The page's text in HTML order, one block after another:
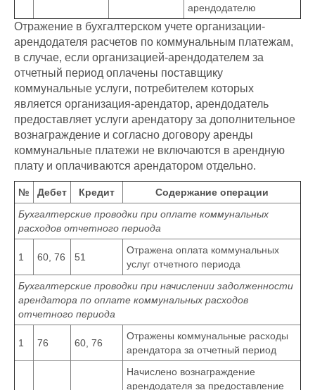
арендодателю
Отражение в бухгалтерском учете организации-
арендодателя расчетов по коммунальным платежам,
в случае, если организацией-арендодателем за
отчетный период оплачены поставщику
коммунальные услуги, потребителем которых
является организация-арендатор, арендодатель
предоставляет услуги арендатору за дополнительное
вознаграждение и согласно договору аренды
коммунальные платежи не включаются в арендную
плату и оплачиваются арендатором отдельно.
№ Дебет Кредит
Содержание операции
Бухгалтерские проводки при оплате коммунальных
расходов отчетного периода
1 60, 76 51
Отражена оплата коммунальных
услуг отчетного периода
Бухгалтерские проводки при начислении задолженности
арендатора по оплате коммунальных расходов
отчетного периода
1 76 60, 76
Отражены коммунальные расходы
арендатора за отчетный период
Начислено вознаграждение
арендодателя за предоставление